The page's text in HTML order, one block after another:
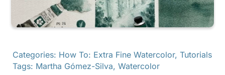
Tìm một nhà bán lẻ
Liên hệ với chúng tôi
Categories: How To: Extra Fine Watercolor, Tutorials
Tags: Martha Gómez-Silva, Watercolor